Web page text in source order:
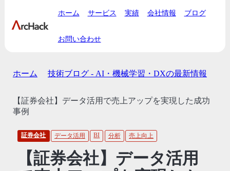
ホーム サービス 実績 会社情報 ブログ
お問い合わせ
ホーム 技術ブログ - AI・機械学習・DXの最新情報
【証券会社】データ活用で売上アップを実現した成功
事例
証券会社 データ活用 BI 分析 売上向上
【証券会社】データ活用